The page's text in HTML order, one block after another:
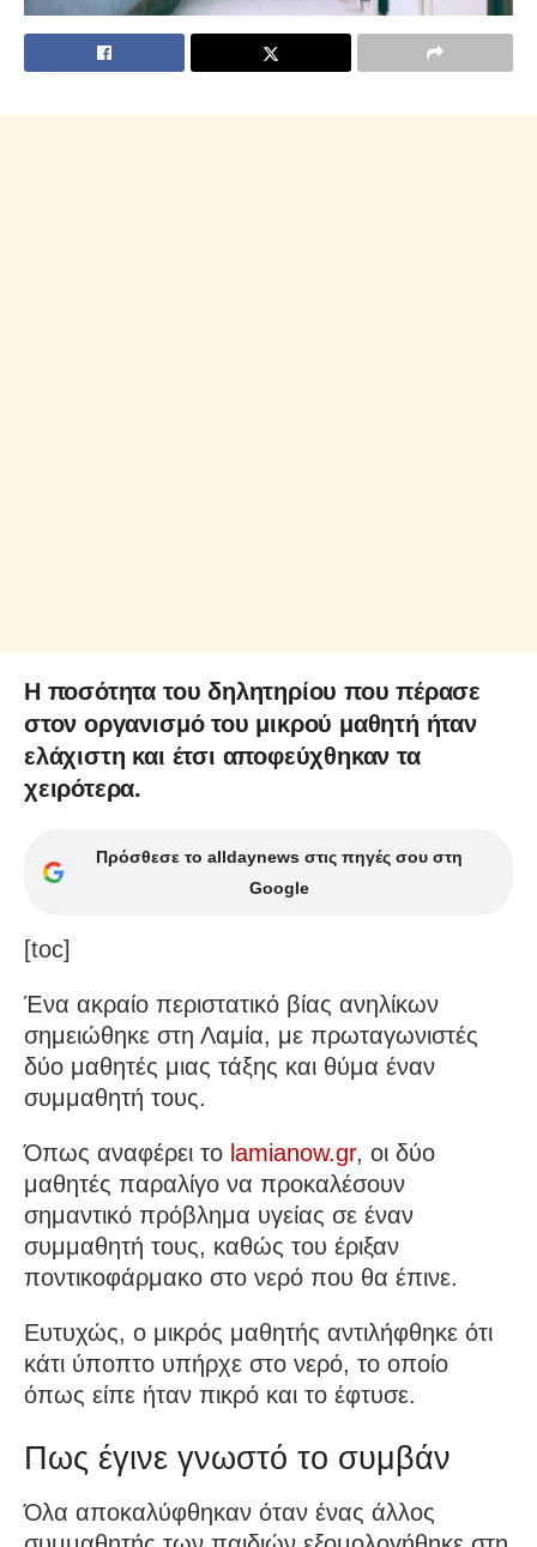
Η ποσότητα του δηλητηρίου που πέρασε
στον οργανισμό του μικρού μαθητή ήταν
ελάχιστη και έτσι αποφεύχθηκαν τα
χειρότερα.
Πρόσθεσε το alldaynews στις πηγές σου στη
Google
[toc]
Ένα ακραίο περιστατικό βίας ανηλίκων
σημειώθηκε στη Λαμία, με πρωταγωνιστές
δύο μαθητές μιας τάξης και θύμα έναν
συμμαθητή τους.
Όπως αναφέρει το lamianow.gr, οι δύο
μαθητές παραλίγο να προκαλέσουν
σημαντικό πρόβλημα υγείας σε έναν
συμμαθητή τους, καθώς του έριξαν
ποντικοφάρμακο στο νερό που θα έπινε.
Ευτυχώς, ο μικρός μαθητής αντιλήφθηκε ότι
κάτι ύποπτο υπήρχε στο νερό, το οποίο
όπως είπε ήταν πικρό και το έφτυσε.
Πως έγινε γνωστό το συμβάν
Όλα αποκαλύφθηκαν όταν ένας άλλος